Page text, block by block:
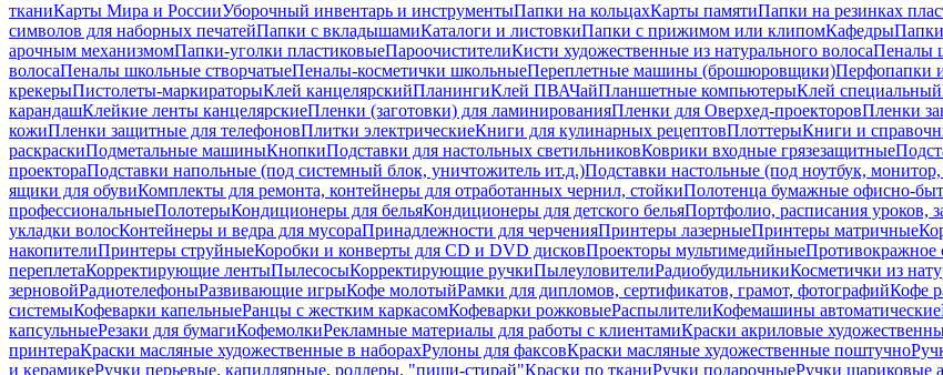
тканиКарты Мира и РоссииУборочный инвентарь и инструментыПапки на кольцахКарты памятиПапки на резинках
символов для наборных печатейПапки с вкладышамиКаталоги и листовкиПапки с прижимом или клипомКафедры
арочным механизмомПапки-уголки пластиковыеПароочистителиКисти художественные из натурального волосаПеналы
волосаПеналы школьные створчатыеПеналы-косметички школьныеПереплетные машины (брошюровщики)Перфопапки
крекерыПистолеты-маркираторыКлей канцелярскийПланингиКлей ПВАЧайПланшетные компьютерыКлей специальный
карандашКлейкие ленты канцелярскиеПленки (заготовки) для ламинированияПленки для Оверхед-проекторовПленки
кожиПленки защитные для телефоновПлитки электрическиеКниги для кулинарных рецептовПлоттерыКниги и
раскраскиПодметальные машиныКнопкиПодставки для настольных светильниковКоврики входные грязезащитные
проектораПодставки напольные (под системный блок, уничтожитель ит.д.)Подставки настольные (под ноутбук,
ящики для обувиКомплекты для ремонта, контейнеры для отработанных чернил, стойкиПолотенца бумажные офисно-
профессиональныеПолотерыКондиционеры для бельяКондиционеры для детского бельяПортфолио, расписания уроков,
укладки волосКонтейнеры и ведра для мусораПринадлежности для черченияПринтеры лазерныеПринтеры матричные
накопителиПринтеры струйныеКоробки и конверты для CD и DVD дисковПроекторы мультимедийныеПротивокражное
переплетаКорректирующие лентыПылесосыКорректирующие ручкиПылеуловителиРадиобудильникиКосметички из
зерновойРадиотелефоныРазвивающие игрыКофе молотыйРамки для дипломов, сертификатов, грамот, фотографийКофе
системыКофеварки капельныеРанцы с жестким каркасомКофеварки рожковыеРаспылителиКофемашины автоматические
капсульныеРезаки для бумагиКофемолкиРекламные материалы для работы с клиентамиКраски акриловые
принтераКраски масляные художественные в наборахРулоны для факсовКраски масляные художественные поштучно
и керамикеРучки перьевые, капиллярные, роллеры, "пиши-стирай"Краски по тканиРучки подарочныеРучки шариковые